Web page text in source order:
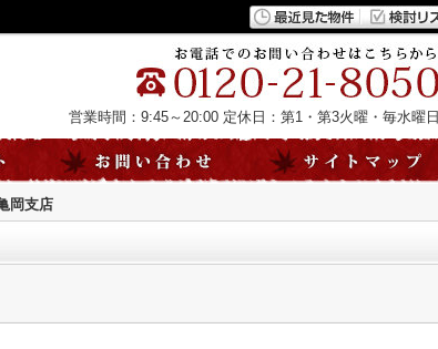
営業時間：9:45～20:00 定休日：第1・第3火曜・毎水曜日
岡支店